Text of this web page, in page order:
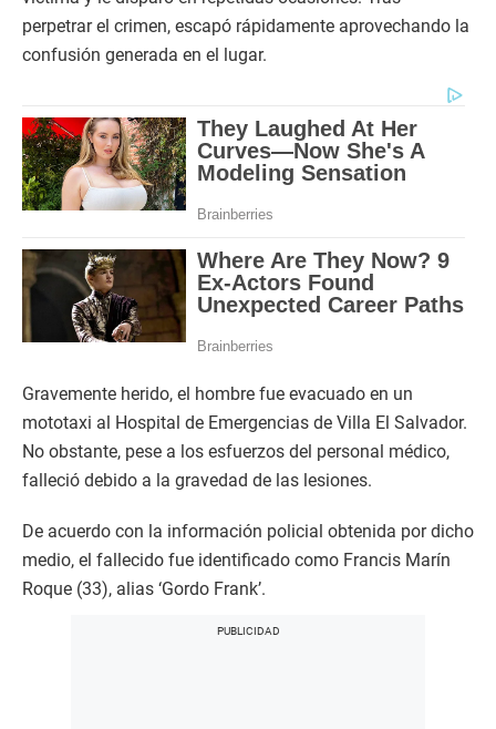
perpetrar el crimen, escapó rápidamente aprovechando la
confusión generada en el lugar.
Gravemente herido, el hombre fue evacuado en un
mototaxi al Hospital de Emergencias de Villa El Salvador.
No obstante, pese a los esfuerzos del personal médico,
falleció debido a la gravedad de las lesiones.
De acuerdo con la información policial obtenida por dicho
medio, el fallecido fue identificado como Francis Marín
Roque (33), alias ‘Gordo Frank’.